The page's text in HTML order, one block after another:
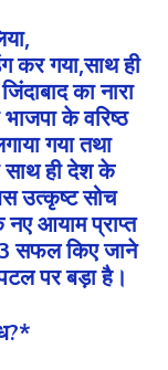
कर गया,साथ ही
का नारा
के वरिष्ठ
गया तथा
साथ ही देश के
उत्कृष्ट सोच
आयाम प्राप्त
3 सफल किए जाने
पर बड़ा है।